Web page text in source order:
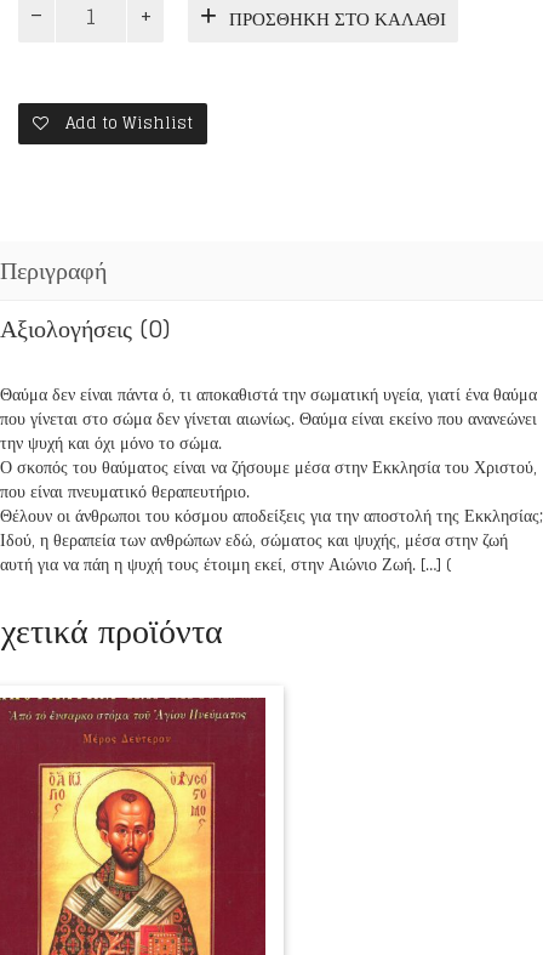
ΘΑΥΜΑΤΑ
ΥΠΟΔΕΙΓΜΑΤΑ
ΑΡΕΤΗΣ
ποσότητα
ΠΡΟΣΘΉΚΗ ΣΤΟ ΚΑΛΆΘΙ
Add to Wishlist
Περιγραφή
Αξιολογήσεις (0)
Θαύμα δεν είναι πάντα ό, τι αποκαθιστά την σωματική υγεία, γιατί ένα θαύμα
που γίνεται στο σώμα δεν γίνεται αιωνίως. Θαύμα είναι εκείνο που ανανεώνει
την ψυχή και όχι μόνο το σώμα.
Ο σκοπός του θαύματος είναι να ζήσουμε μέσα στην Εκκλησία του Χριστού,
που είναι πνευματικό θεραπευτήριο.
Θέλουν οι άνθρωποι του κόσμου αποδείξεις για την αποστολή της Εκκλησίας;
Ιδού, η θεραπεία των ανθρώπων εδώ, σώματος και ψυχής, μέσα στην ζωή
αυτή για να πάη η ψυχή τους έτοιμη εκεί, στην Αιώνιο Ζωή. […] (
προϊόντα